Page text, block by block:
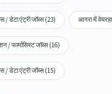
डेटा एंट्री जॉब्स (23) आगरा में
/ फार्मासिस्ट जॉब्स (16)
डेटा एंट्री जॉब्स (15)